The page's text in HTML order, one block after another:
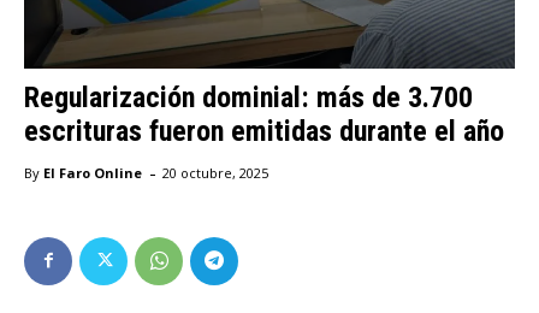
Regularización dominial: más de 3.700
escrituras fueron emitidas durante el año
By El Faro Online - 20 octubre, 2025